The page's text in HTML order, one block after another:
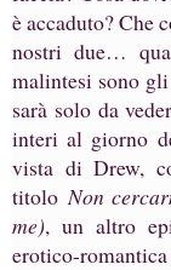
è accaduto? Che
nostri due…
malintesi sono
sarà solo da
interi al giorno
vista di Drew,
titolo Non
me), un altro
erotico-